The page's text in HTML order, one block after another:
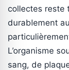
collectes reste
durablement
L’organisme
sang, de